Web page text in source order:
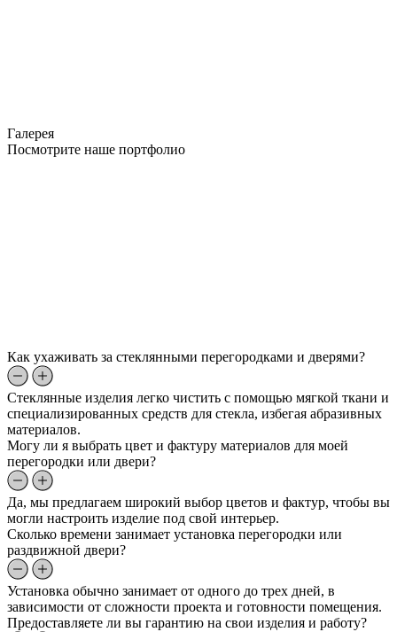
Галерея
Посмотрите наше портфолио
Как ухаживать за стеклянными перегородками и дверями?
Стеклянные изделия легко чистить с помощью мягкой ткани и
специализированных средств для стекла, избегая абразивных
материалов.
Могу ли я выбрать цвет и фактуру материалов для моей
перегородки или двери?
Да, мы предлагаем широкий выбор цветов и фактур, чтобы вы
могли настроить изделие под свой интерьер.
Сколько времени занимает установка перегородки или
раздвижной двери?
Установка обычно занимает от одного до трех дней, в
зависимости от сложности проекта и готовности помещения.
Предоставляете ли вы гарантию на свои изделия и работу?